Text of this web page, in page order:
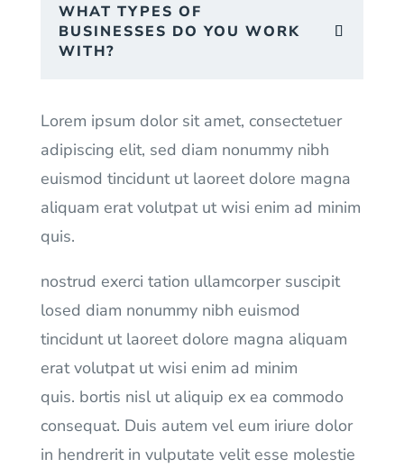
WHAT TYPES OF
BUSINESSES DO YOU WORK
WITH?
Lorem ipsum dolor sit amet, consectetuer
adipiscing elit, sed diam nonummy nibh
euismod tincidunt ut laoreet dolore magna
aliquam erat volutpat ut wisi enim ad minim
quis.
nostrud exerci tation ullamcorper suscipit
losed diam nonummy nibh euismod
tincidunt ut laoreet dolore magna aliquam
erat volutpat ut wisi enim ad minim
quis. bortis nisl ut aliquip ex ea commodo
consequat. Duis autem vel eum iriure dolor
in hendrerit in vulputate velit esse molestie